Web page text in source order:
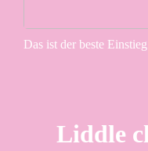
Das ist der beste
Liddle